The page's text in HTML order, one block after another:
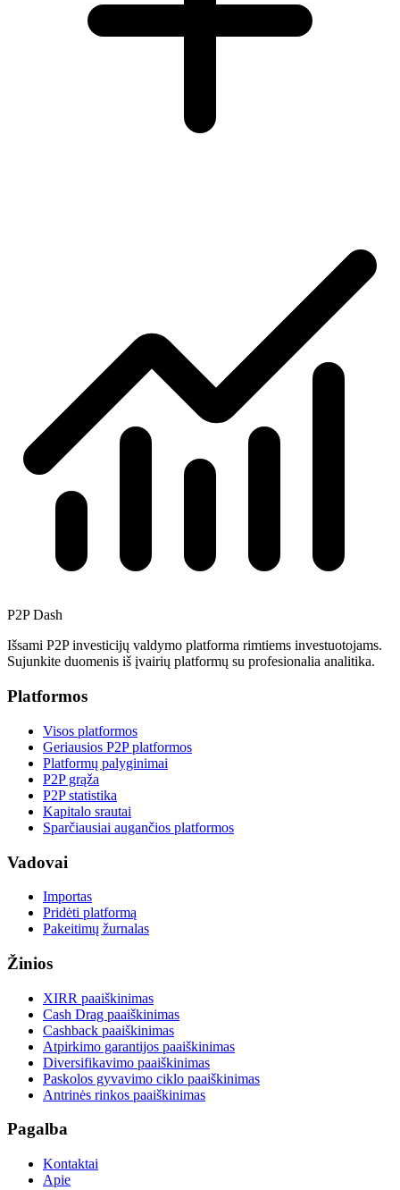
P2P Dash
Išsami P2P investicijų valdymo platforma rimtiems investuotojams.
Sujunkite duomenis iš įvairių platformų su profesionalia analitika.
Platformos
Visos platformos
Geriausios P2P platformos
Platformų palyginimai
P2P grąža
P2P statistika
Kapitalo srautai
Sparčiausiai augančios platformos
Vadovai
Importas
Pridėti platformą
Pakeitimų žurnalas
Žinios
XIRR paaiškinimas
Cash Drag paaiškinimas
Cashback paaiškinimas
Atpirkimo garantijos paaiškinimas
Diversifikavimo paaiškinimas
Paskolos gyvavimo ciklo paaiškinimas
Antrinės rinkos paaiškinimas
Pagalba
Kontaktai
Apie